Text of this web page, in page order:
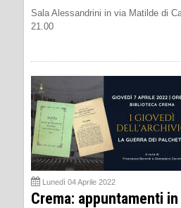
Sala Alessandrini in via Matilde di
21.00
Lunedì 04 Aprile 2022
Crema: appuntamenti